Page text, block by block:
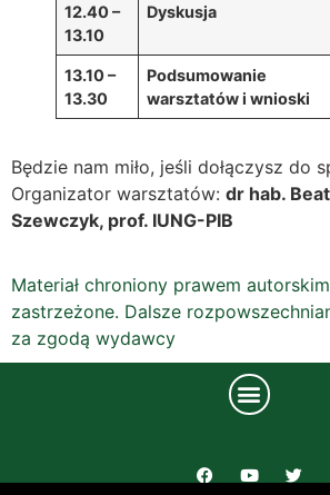
12.40 –
13.10
Dyskusja
13.10 –
13.30
Podsumowanie
warsztatów i wnioski
Będzie nam miło, jeśli dołączysz do
Organizator warsztatów: dr hab.
Szewczyk, prof. IUNG-PIB
Materiał chroniony prawem
zastrzeżone. Dalsze
za zgodą wydawcy